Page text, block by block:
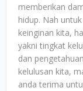
memberikan
hidup. Nah
keinginan kita,
yakni tingkat
dan
kelulusan kita,
anda terima